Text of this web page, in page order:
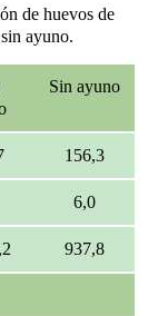
de huevos de
ayuno.
Sin ayuno
156,3
6,0
937,8